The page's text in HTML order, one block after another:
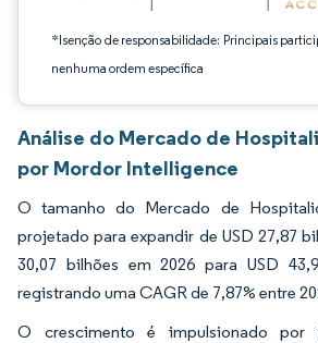
*Isenção de responsabilidade: Principais
nenhuma ordem específica
Análise do Mercado de
por Mordor Intelligence
O tamanho do Mercado de
projetado para expandir de USD 27,87
30,07 bilhões em 2026 para USD
registrando uma CAGR de 7,87% entre
O crescimento é impulsionado por